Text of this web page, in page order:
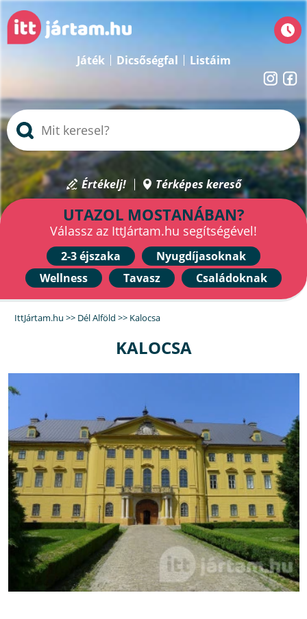
Játék Dicsőségfal Listáim
Értékelj! Térképes kereső
UTAZOL MOSTANÁBAN?
Válassz az IttJártam.hu segítségével!
2-3 éjszaka
Nyugdíjasoknak
Wellness
Tavasz Családoknak
IttJártam.hu >> Dél Alföld >> Kalocsa
KALOCSA